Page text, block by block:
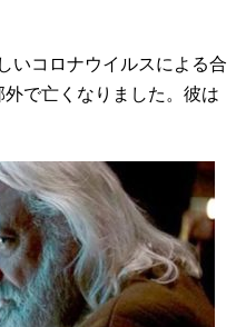
いコロナウイルスによる合
で亡くなりました。彼は